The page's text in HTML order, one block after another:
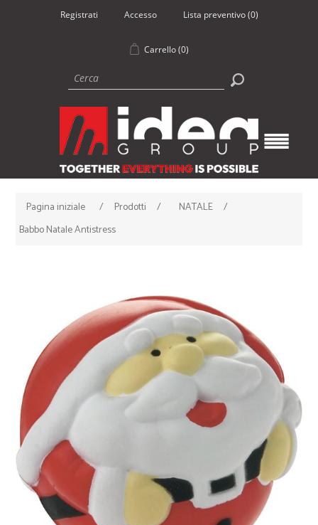
Registrati Accesso Lista preventivo (0)
Carrello (0)
Pagina iniziale / Prodotti / NATALE
/
Babbo Natale Antistress